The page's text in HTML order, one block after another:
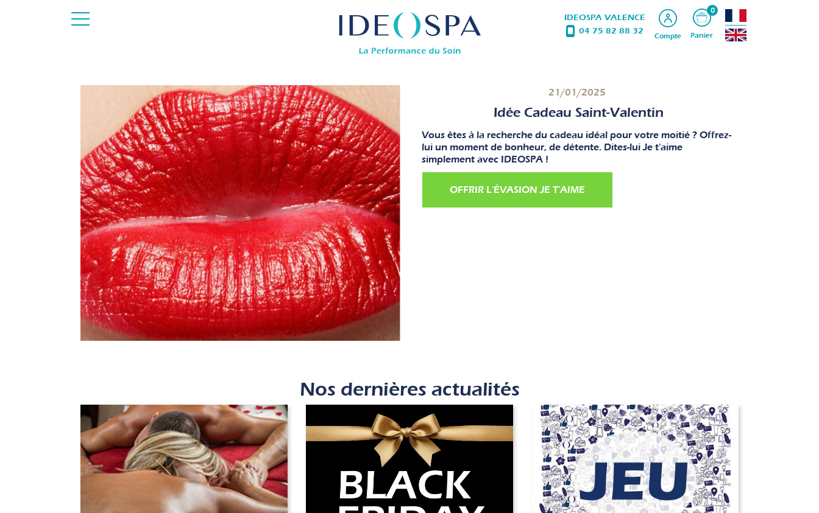
IDEOSPA VALENCE
04 75 82 88 32
Compte
0
Panier
21/01/2025
Idée Cadeau Saint-Valentin
Vous êtes à la recherche du cadeau idéal pour votre moitié ? Offrez-
lui un moment de bonheur, de détente. Dites-lui Je t'aime
simplement avec IDEOSPA !
OFFRIR L'ÉVASION JE T'AIME
Nos dernières actualités